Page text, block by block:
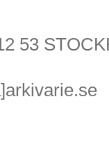
53